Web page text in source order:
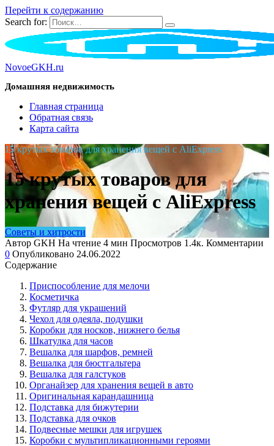
Перейти к содержанию
Search for:
NovoeGKH.ru
Домашняя недвижимость
Главная страница
Обратная связь
Карта сайта
15 крутых товаров для хранения вещей с AliExpress
15 крутых товаров для
хранения вещей с AliExpress
Советы и хитрости
Автор GKH На чтение 4 мин Просмотров 1.4к. Комментарии
0 Опубликовано 24.06.2022
Содержание
Приспособление для мелочи
Косметичка
Футляр для украшений
Чехол для одеяла, подушки
Коробки для носков, нижнего белья
Шкатулка для часов
Вешалка для шарфов, ремней
Вешалка для бюстгальтера
Вешалка для галстуков
Органайзер для хранения вещей в авто
Оригинальная карандашница
Подставка для бижутерии
Подставка для очков
Подвесные мешки для игрушек
Коробки с мультипликационными героями